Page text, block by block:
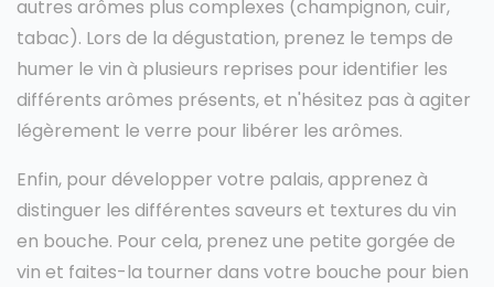
autres arômes plus complexes (champignon, cuir,
tabac). Lors de la dégustation, prenez le temps de
humer le vin à plusieurs reprises pour identifier les
différents arômes présents, et n'hésitez pas à agiter
légèrement le verre pour libérer les arômes.
Enfin, pour développer votre palais, apprenez à
distinguer les différentes saveurs et textures du vin
en bouche. Pour cela, prenez une petite gorgée de
vin et faites-la tourner dans votre bouche pour bien